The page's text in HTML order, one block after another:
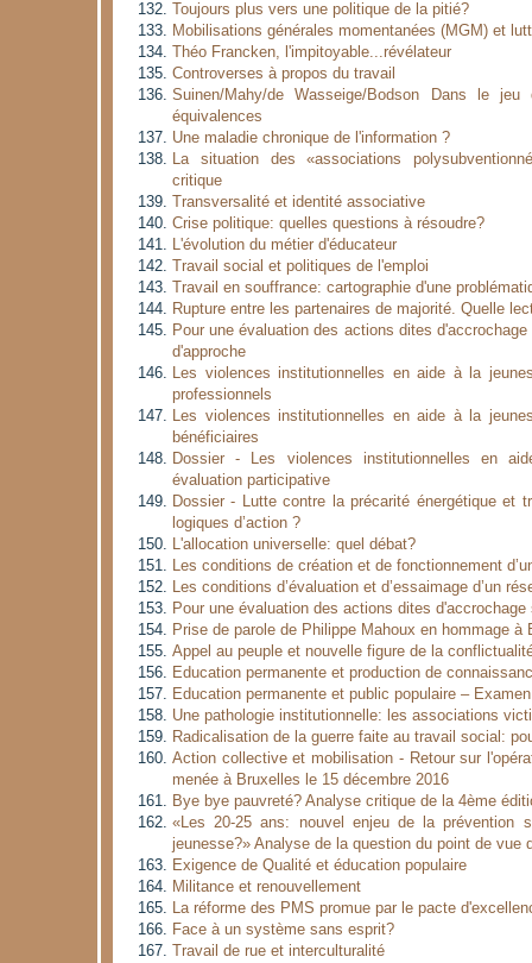
Toujours plus vers une politique de la pitié?
Mobilisations générales momentanées (MGM) et
Théo Francken, l'impitoyable...révélateur
Controverses à propos du travail
Suinen/Mahy/de Wasseige/Bodson Dans le
équivalences
Une maladie chronique de l'information ?
La situation des «associations
critique
Transversalité et identité associative
Crise politique: quelles questions à résoudre?
L'évolution du métier d'éducateur
Travail social et politiques de l'emploi
Travail en souffrance: cartographie d'une
Rupture entre les partenaires de majorité. Quelle
Pour une évaluation des actions dites
d'approche
Les violences institutionnelles en aide à la
professionnels
Les violences institutionnelles en aide à la
bénéficiaires
Dossier - Les violences institutionnelles en
évaluation participative
Dossier - Lutte contre la précarité énergétique et
logiques d’action ?
L'allocation universelle: quel débat?
Les conditions de création et de fonctionnement
Les conditions d’évaluation et d’essaimage d’un
Pour une évaluation des actions dites d'accrochage
Prise de parole de Philippe Mahoux en hommage à
Appel au peuple et nouvelle figure de la
Education permanente et production de
Education permanente et public populaire –
Une pathologie institutionnelle: les associations
Radicalisation de la guerre faite au travail social:
Action collective et mobilisation - Retour sur
menée à Bruxelles le 15 décembre 2016
Bye bye pauvreté? Analyse critique de la 4ème
«Les 20-25 ans: nouvel enjeu de la prévention
jeunesse?» Analyse de la question du point de vue
Exigence de Qualité et éducation populaire
Militance et renouvellement
La réforme des PMS promue par le pacte
Face à un système sans esprit?
Travail de rue et interculturalité